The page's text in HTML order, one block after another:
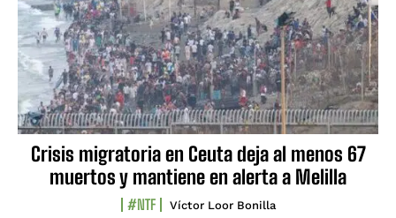
Crisis migratoria en Ceuta deja al menos 67
muertos y mantiene en alerta a Melilla
#NTF Víctor Loor Bonilla